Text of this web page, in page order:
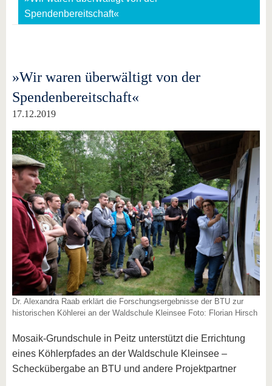
Spendenbereitschaft«
»Wir waren überwältigt von der
Spendenbereitschaft«
17.12.2019
Dr. Alexandra Raab erklärt die Forschungsergebnisse der BTU zur
historischen Köhlerei an der Waldschule Kleinsee Foto: Florian Hirsch
Mosaik-Grundschule in Peitz unterstützt die Errichtung
eines Köhlerpfades an der Waldschule Kleinsee –
Scheckübergabe an BTU und andere Projektpartner